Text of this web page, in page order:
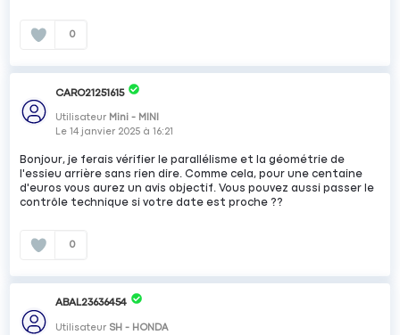
0
CARO21251615
Utilisateur Mini - MINI
Le14 janvier 2025 à16:21
Bonjour, je ferais vérifier le parallélisme et la géométrie de
l'essieu arrière sans rien dire. Comme cela, pour une centaine
d'euros vous aurez un avis objectif. Vous pouvez aussi passer le
contrôle technique si votre date est proche ??
0
ABAL23636454
Utilisateur SH - HONDA